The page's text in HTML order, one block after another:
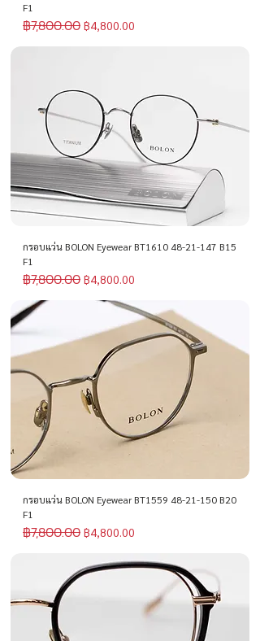
F1
ราคาปกติ
฿7,800.00 ราคาขายลด
฿4,800.00
กรอบแว่น BOLON Eyewear BT1610 48-21-147 B15
F1
ราคาปกติ
฿7,800.00 ราคาขายลด
฿4,800.00
กรอบแว่น BOLON Eyewear BT1559 48-21-150 B20
F1
ราคาปกติ
฿7,800.00 ราคาขายลด
฿4,800.00